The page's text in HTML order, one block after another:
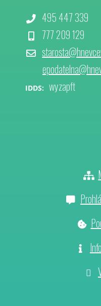
495 447 339
777 209 129
IDDS: wyzapft